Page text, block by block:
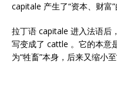
capitale 产生了“资本、财富”
拉丁语 capitale 进入法语后
写变成了 cattle 。它的本意
为“牲畜”本身，后来又缩小至“